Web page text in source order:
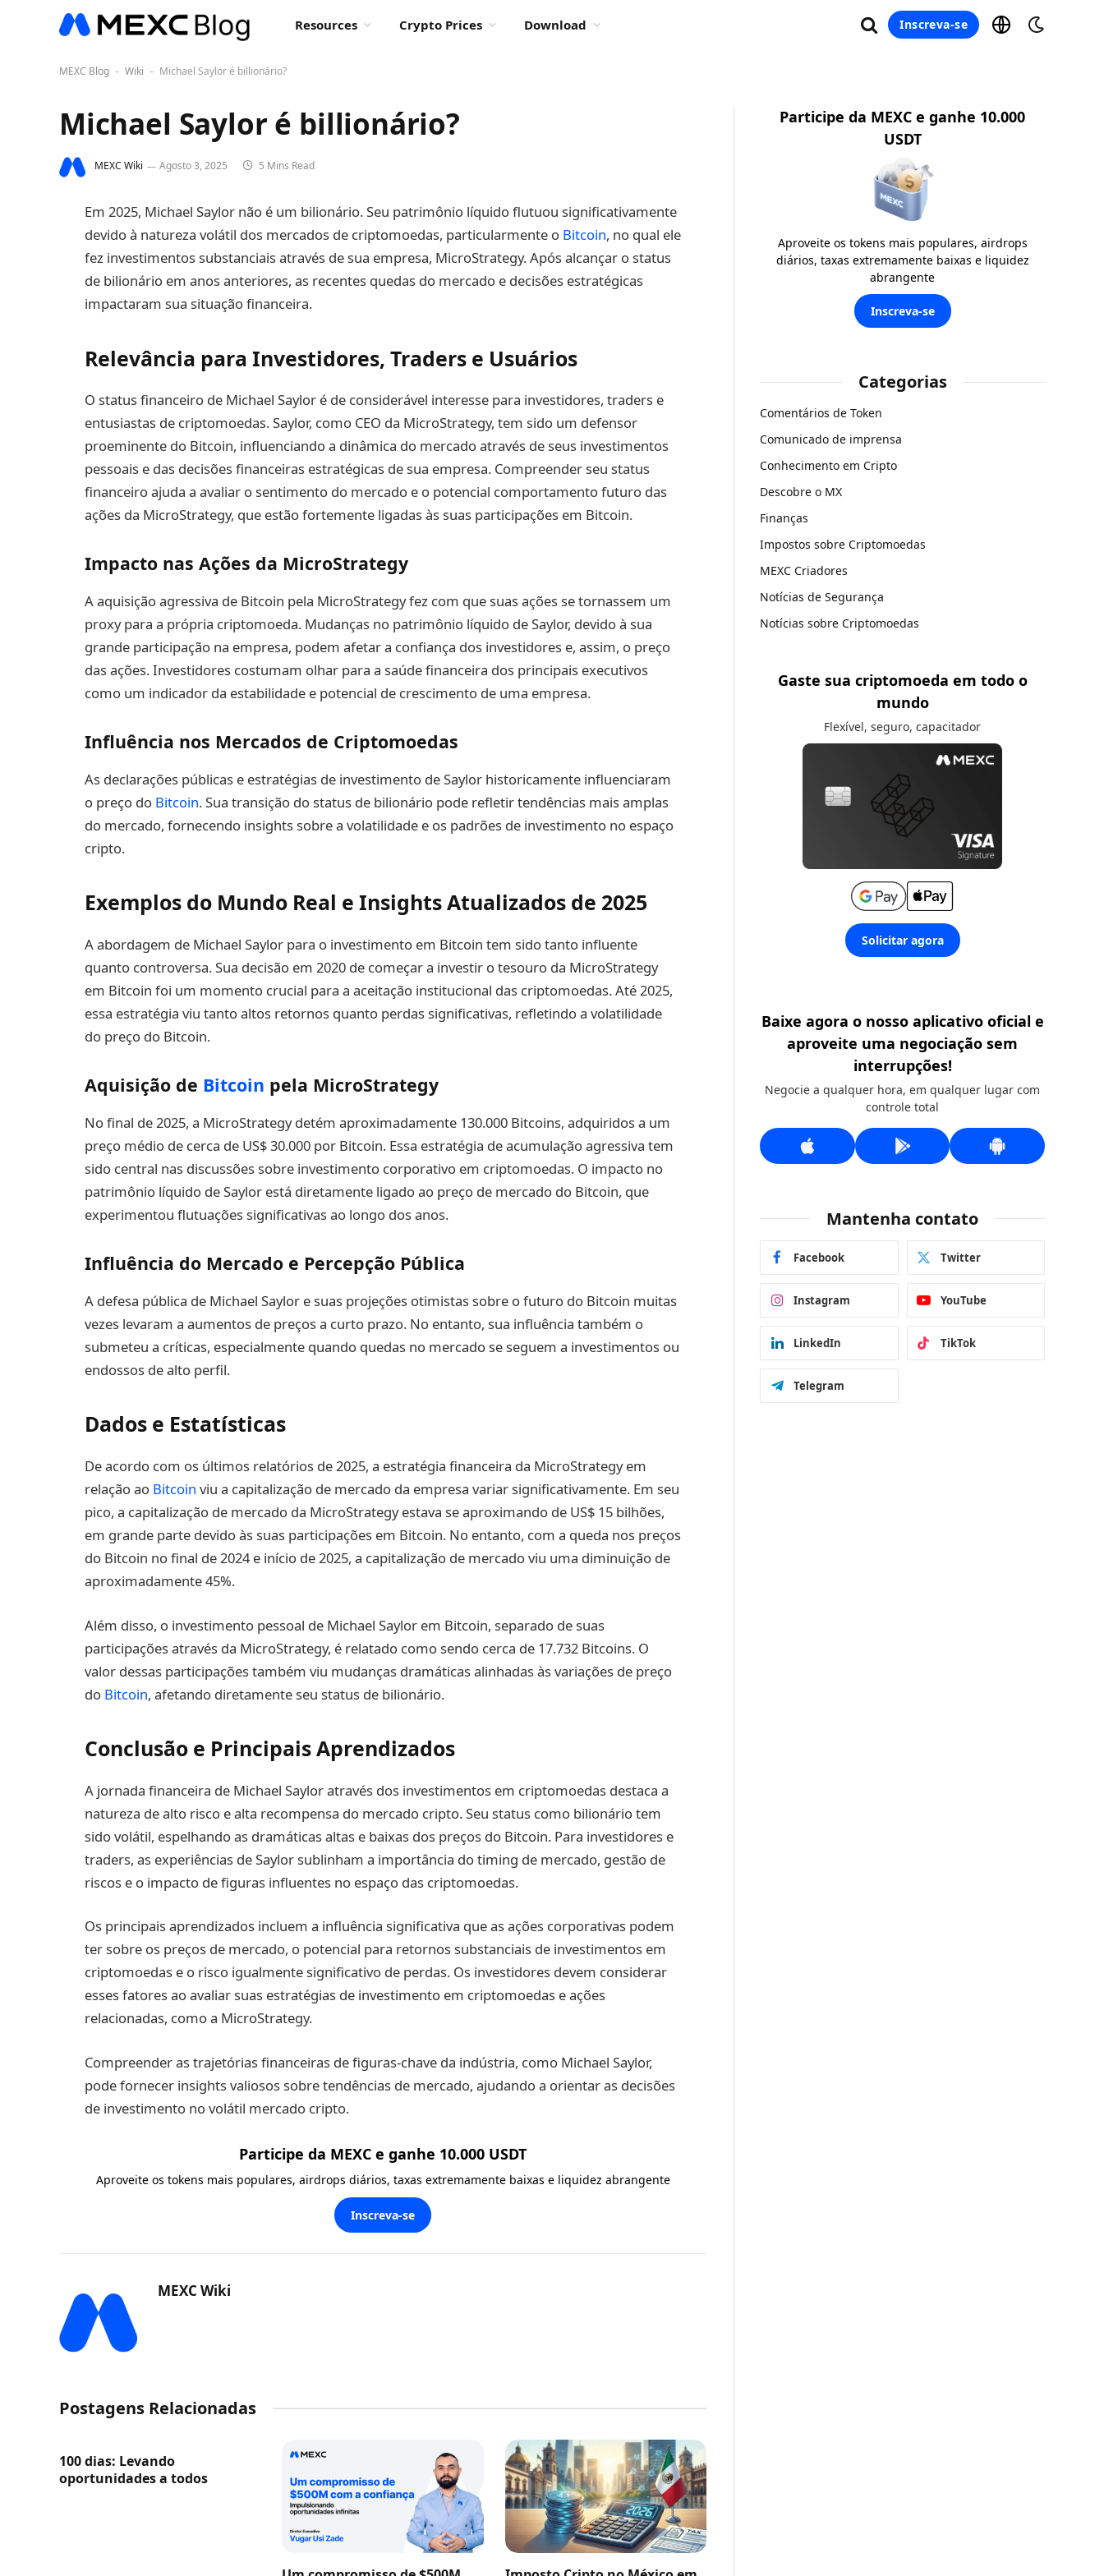
Resources Crypto Prices Download Inscreva-se
MEXC Blog - Wiki - Michael Saylor é billionário?
Michael Saylor é billionário?
MEXC Wiki Agosto 3, 2025 5 Mins Read
Em 2025, Michael Saylor não é um bilionário. Seu patrimônio líquido flutuou significativamente
devido à natureza volátil dos mercados de criptomoedas, particularmente o Bitcoin, no qual ele
fez investimentos substanciais através de sua empresa, MicroStrategy. Após alcançar o status
de bilionário em anos anteriores, as recentes quedas do mercado e decisões estratégicas
impactaram sua situação financeira.
Relevância para Investidores, Traders e Usuários
O status financeiro de Michael Saylor é de considerável interesse para investidores, traders e
entusiastas de criptomoedas. Saylor, como CEO da MicroStrategy, tem sido um defensor
proeminente do Bitcoin, influenciando a dinâmica do mercado através de seus investimentos
pessoais e das decisões financeiras estratégicas de sua empresa. Compreender seu status
financeiro ajuda a avaliar o sentimento do mercado e o potencial comportamento futuro das
ações da MicroStrategy, que estão fortemente ligadas às suas participações em Bitcoin.
Impacto nas Ações da MicroStrategy
A aquisição agressiva de Bitcoin pela MicroStrategy fez com que suas ações se tornassem um
proxy para a própria criptomoeda. Mudanças no patrimônio líquido de Saylor, devido à sua
grande participação na empresa, podem afetar a confiança dos investidores e, assim, o preço
das ações. Investidores costumam olhar para a saúde financeira dos principais executivos
como um indicador da estabilidade e potencial de crescimento de uma empresa.
Influência nos Mercados de Criptomoedas
As declarações públicas e estratégias de investimento de Saylor historicamente influenciaram
o preço do Bitcoin. Sua transição do status de bilionário pode refletir tendências mais amplas
do mercado, fornecendo insights sobre a volatilidade e os padrões de investimento no espaço
cripto.
Exemplos do Mundo Real e Insights Atualizados de 2025
A abordagem de Michael Saylor para o investimento em Bitcoin tem sido tanto influente
quanto controversa. Sua decisão em 2020 de começar a investir o tesouro da MicroStrategy
em Bitcoin foi um momento crucial para a aceitação institucional das criptomoedas. Até 2025,
essa estratégia viu tanto altos retornos quanto perdas significativas, refletindo a volatilidade
do preço do Bitcoin.
Aquisição de Bitcoin pela MicroStrategy
No final de 2025, a MicroStrategy detém aproximadamente 130.000 Bitcoins, adquiridos a um
preço médio de cerca de US$ 30.000 por Bitcoin. Essa estratégia de acumulação agressiva tem
sido central nas discussões sobre investimento corporativo em criptomoedas. O impacto no
patrimônio líquido de Saylor está diretamente ligado ao preço de mercado do Bitcoin, que
experimentou flutuações significativas ao longo dos anos.
Influência do Mercado e Percepção Pública
A defesa pública de Michael Saylor e suas projeções otimistas sobre o futuro do Bitcoin muitas
vezes levaram a aumentos de preços a curto prazo. No entanto, sua influência também o
submeteu a críticas, especialmente quando quedas no mercado se seguem a investimentos ou
endossos de alto perfil.
Dados e Estatísticas
De acordo com os últimos relatórios de 2025, a estratégia financeira da MicroStrategy em
relação ao Bitcoin viu a capitalização de mercado da empresa variar significativamente. Em seu
pico, a capitalização de mercado da MicroStrategy estava se aproximando de US$ 15 bilhões,
em grande parte devido às suas participações em Bitcoin. No entanto, com a queda nos preços
do Bitcoin no final de 2024 e início de 2025, a capitalização de mercado viu uma diminuição de
aproximadamente 45%.
Além disso, o investimento pessoal de Michael Saylor em Bitcoin, separado de suas
participações através da MicroStrategy, é relatado como sendo cerca de 17.732 Bitcoins. O
valor dessas participações também viu mudanças dramáticas alinhadas às variações de preço
do Bitcoin, afetando diretamente seu status de bilionário.
Conclusão e Principais Aprendizados
A jornada financeira de Michael Saylor através dos investimentos em criptomoedas destaca a
natureza de alto risco e alta recompensa do mercado cripto. Seu status como bilionário tem
sido volátil, espelhando as dramáticas altas e baixas dos preços do Bitcoin. Para investidores e
traders, as experiências de Saylor sublinham a importância do timing de mercado, gestão de
riscos e o impacto de figuras influentes no espaço das criptomoedas.
Os principais aprendizados incluem a influência significativa que as ações corporativas podem
ter sobre os preços de mercado, o potencial para retornos substanciais de investimentos em
criptomoedas e o risco igualmente significativo de perdas. Os investidores devem considerar
esses fatores ao avaliar suas estratégias de investimento em criptomoedas e ações
relacionadas, como a MicroStrategy.
Compreender as trajetórias financeiras de figuras-chave da indústria, como Michael Saylor,
pode fornecer insights valiosos sobre tendências de mercado, ajudando a orientar as decisões
de investimento no volátil mercado cripto.
Participe da MEXC e ganhe 10.000 USDT
Aproveite os tokens mais populares, airdrops diários, taxas extremamente baixas e liquidez abrangente
Inscreva-se
MEXC Wiki
Postagens Relacionadas
100 dias: Levando
oportunidades a todos
Participe da MEXC e ganhe 10.000
USDT
Aproveite os tokens mais populares, airdrops
diários, taxas extremamente baixas e liquidez
abrangente
Inscreva-se
Categorias
Comentários de Token
Comunicado de imprensa
Conhecimento em Cripto
Descobre o MX
Finanças
Impostos sobre Criptomoedas
MEXC Criadores
Notícias de Segurança
Notícias sobre Criptomoedas
Gaste sua criptomoeda em todo o
mundo
Flexível, seguro, capacitador
Solicitar agora
Baixe agora o nosso aplicativo oficial e
aproveite uma negociação sem
interrupções!
Negocie a qualquer hora, em qualquer lugar com
controle total
Mantenha contato
Facebook Twitter
Instagram YouTube
LinkedIn TikTok
Telegram